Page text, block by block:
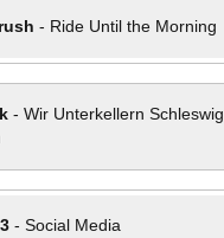
- Ride Until the Morning
- Wir Unterkellern Schleswig
- Social Media